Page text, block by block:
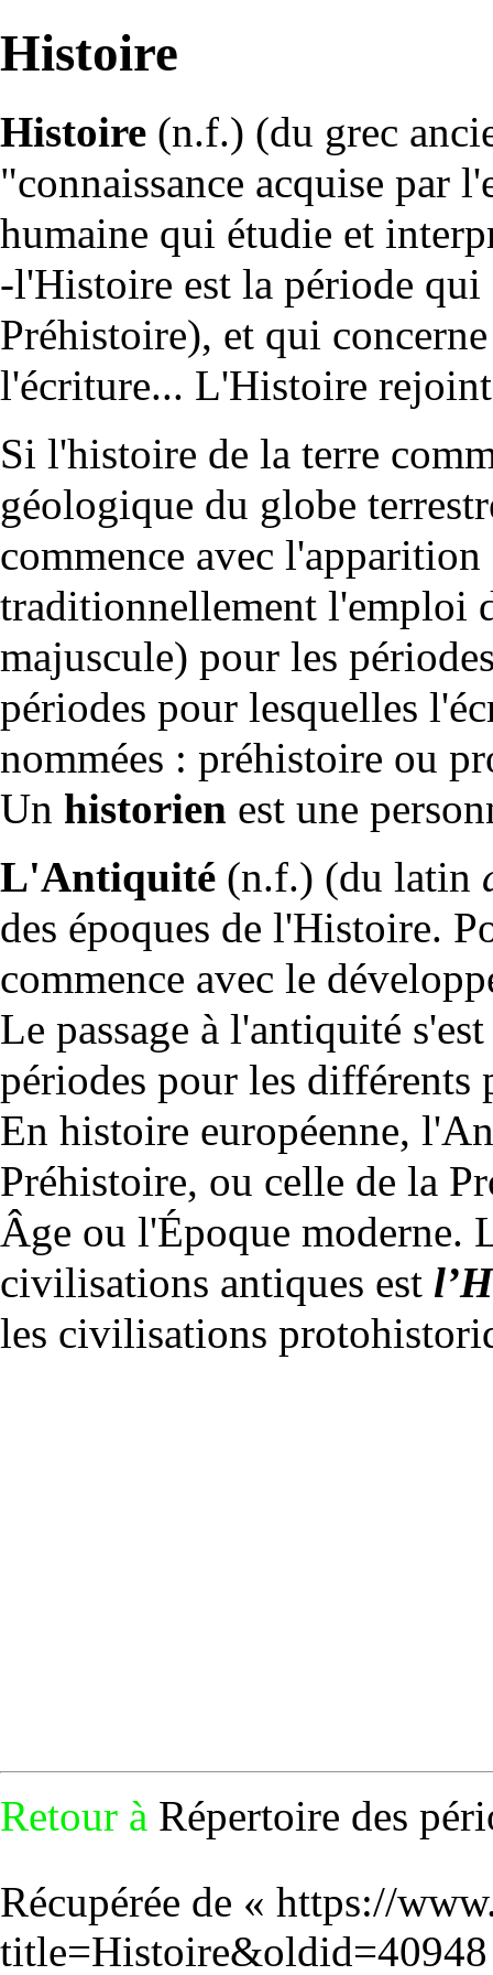
Histoire
Histoire (n.f.) (du grec
"connaissance acquise par
humaine qui étudie et
-l'Histoire est la période qui
Préhistoire), et qui
l'écriture... L'Histoire
Si l'histoire de la terre
géologique du globe
commence avec
traditionnellement l'emploi
majuscule) pour les
périodes pour lesquelles
nommées : préhistoire ou
Un historien est une
L'Antiquité (n.f.) (du latin
des époques de l'Histoire.
commence avec le
Le passage à l'antiquité
périodes pour les différents
En histoire européenne,
Préhistoire, ou celle de la
Âge ou l'Époque moderne.
civilisations antiques est
les civilisations
Retour à Répertoire des
Récupérée de « https://
title=Histoire&oldid=40948